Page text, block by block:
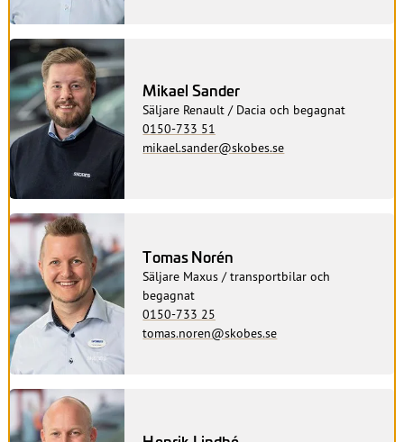
Mikael Sander
Säljare Renault / Dacia och begagnat
0150-733 51
mikael.sander@skobes.se
Tomas Norén
Säljare Maxus / transportbilar och
begagnat
0150-733 25
tomas.noren@skobes.se